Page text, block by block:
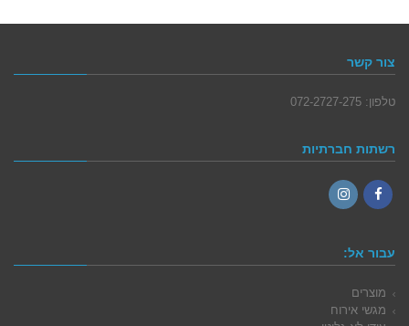
צור קשר
טלפון: 072-2727-275
רשתות חברתיות
עבור אל:
מוצרים
מגשי אירוח